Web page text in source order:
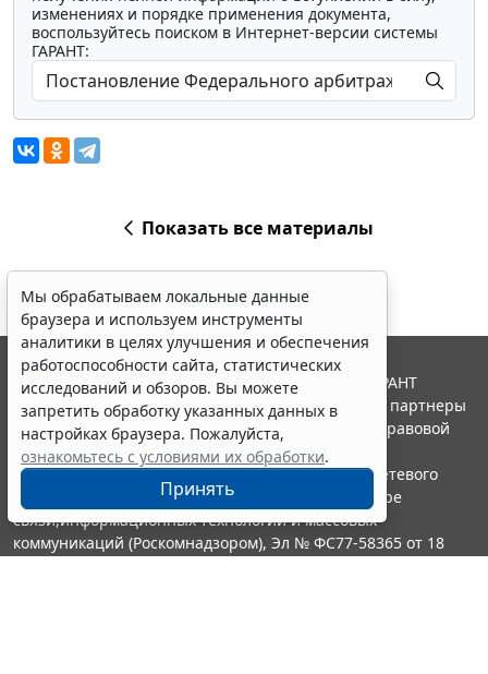
изменениях и порядке применения документа,
воспользуйтесь поиском в Интернет-версии системы
ГАРАНТ:
Показать все материалы
Мы обрабатываем локальные данные
браузера и используем инструменты
аналитики в целях улучшения и обеспечения
работоспособности сайта, статистических
исследований и обзоров. Вы можете
запретить обработку указанных данных в
настройках браузера. Пожалуйста,
ознакомьтесь с условиями их обработки.
Принять
© ООО "НПП "ГАРАНТ-СЕРВИС", 2026. Система ГАРАНТ
выпускается с 1990 года. Компания "Гарант" и ее партнеры
являются участниками Российской ассоциации правовой
информации ГАРАНТ.
Портал ГАРАНТ.РУ зарегистрирован в качестве сетевого
издания Федеральной службой по надзору в сфере
связи,информационных технологий и массовых
коммуникаций (Роскомнадзором), Эл № ФС77-58365 от 18